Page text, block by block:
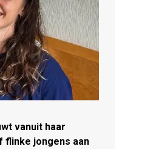
vanuit haar
flinke jongens aan